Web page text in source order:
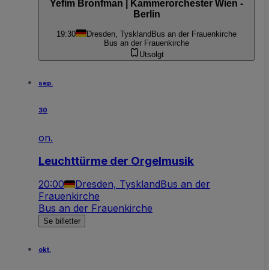
Yefim Bronfman | Kammerorchester Wien -
Berlin
19:30 Dresden, Tyskland Bus an der Frauenkirche
Bus an der Frauenkirche
Utsolgt
sep.
30
on.
Leuchttürme der Orgelmusik
20:00 Dresden, TysklandBus an der
Frauenkirche
Bus an der Frauenkirche
Se billetter
okt.